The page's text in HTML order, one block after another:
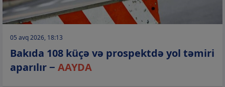
05 avq 2026, 18:13
Bakıda 108 küçə və prospektdə yol təmiri
aparılır − AAYDA